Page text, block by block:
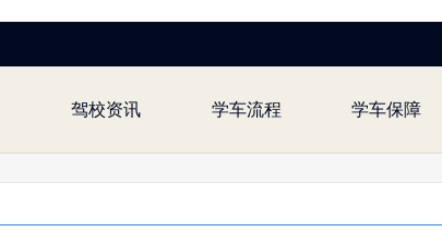
驾校资讯 学车流程 学车保障